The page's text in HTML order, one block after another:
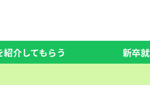
紹介してもらう 新卒